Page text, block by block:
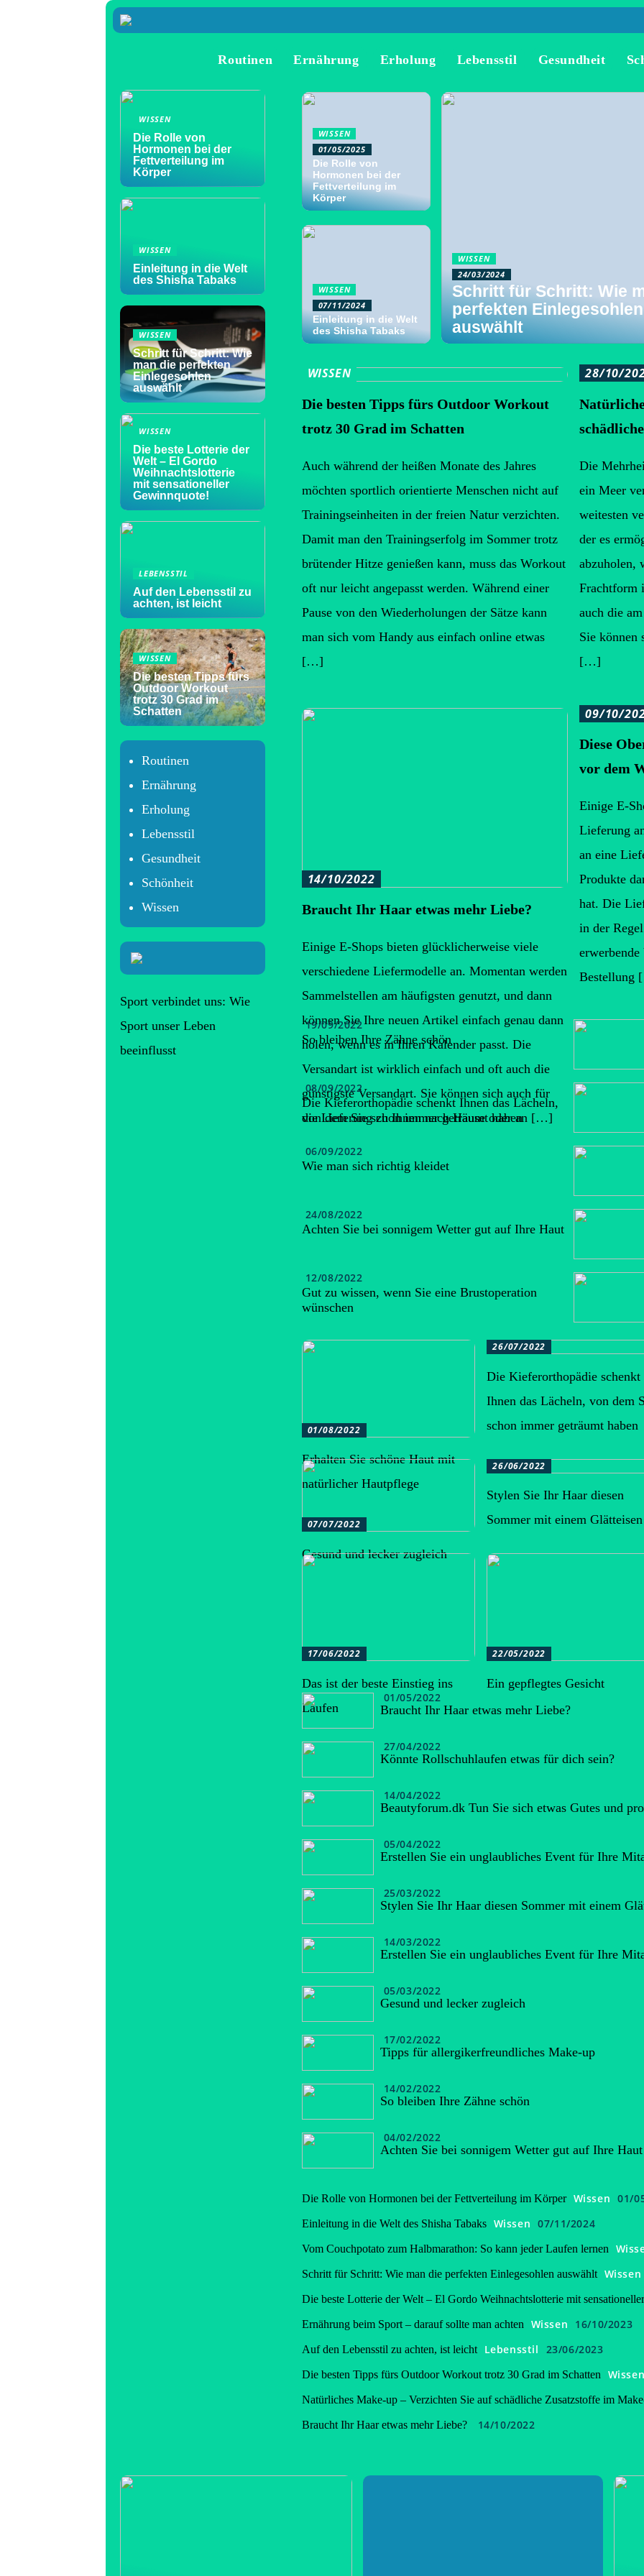
Routinen Ernährung Erholung Lebensstil Gesundheit
WISSEN
01/05/2025
Die Rolle von
Hormonen bei der
Fettverteilung im
Körper
WISSEN
07/11/2024
Einleitung in die Welt
des Shisha Tabaks
WISSEN
24/03/2024
Schritt für Schritt: Wie
perfekten Einlegesohlen
auswählt
WISSEN
Die besten Tipps fürs Outdoor Workout
trotz 30 Grad im Schatten
Auch während der heißen Monate des Jahres
möchten sportlich orientierte Menschen nicht auf
Trainingseinheiten in der freien Natur verzichten.
Damit man den Trainingserfolg im Sommer trotz
brütender Hitze genießen kann, muss das Workout
oft nur leicht angepasst werden. Während einer
Pause von den Wiederholungen der Sätze kann
man sich vom Handy aus einfach online etwas
[…]
28/10/
Die
ein Meer
weitesten
der es
abzuholen,
Frachtform
auch die
Sie können
[…]
14/10/2022
Braucht Ihr Haar etwas mehr Liebe?
Einige E-Shops bieten glücklicherweise viele
verschiedene Liefermodelle an. Momentan werden
Sammelstellen am häufigsten genutzt, und dann
können Sie Ihre neuen Artikel einfach genau dann
holen, wenn es in Ihren Kalender passt. Die
Versandart ist wirklich einfach und oft auch die
günstigste Versandart. Sie können sich auch für
die Lieferung zu Ihnen nach Hause oder an […]
09/10/
Diese
vor dem
Einige E-
Lieferung
an eine
Produkte
hat. Die
in der
19/09/2022
So bleiben Ihre Zähne schön
08/09/2022
Die Kieferorthopädie schenkt Ihnen das Lächeln,
von dem Sie schon immer geträumt haben
06/09/2022
Wie man sich richtig kleidet
24/08/2022
Achten Sie bei sonnigem Wetter gut auf Ihre Haut
12/08/2022
Gut zu wissen, wenn Sie eine Brustoperation
wünschen
01/08/2022
Erhalten Sie schöne Haut mit
natürlicher Hautpflege
26/07/2022
Die Kieferorthopädie schenkt
Ihnen das Lächeln, von dem
schon immer geträumt haben
07/07/2022
Gesund und lecker zugleich
26/06/2022
Stylen Sie Ihr Haar diesen
Sommer mit einem Glätteisen
17/06/2022
Das ist der beste Einstieg ins
Laufen
22/05/2022
Ein gepflegtes Gesicht
01/05/2022
Braucht Ihr Haar etwas mehr Liebe?
27/04/2022
Könnte Rollschuhlaufen etwas für dich sein?
14/04/2022
Beautyforum.dk Tun Sie sich etwas Gutes und
05/04/2022
Erstellen Sie ein unglaubliches Event für Ihre
25/03/2022
Stylen Sie Ihr Haar diesen Sommer mit einem
14/03/2022
Erstellen Sie ein unglaubliches Event für Ihre
05/03/2022
Gesund und lecker zugleich
17/02/2022
Tipps für allergikerfreundliches Make-up
14/02/2022
So bleiben Ihre Zähne schön
04/02/2022
Achten Sie bei sonnigem Wetter gut auf Ihre Haut
Die Rolle von Hormonen bei der Fettverteilung im Körper Wissen 01/
Einleitung in die Welt des Shisha Tabaks Wissen 07/11/2024
Vom Couchpotato zum Halbmarathon: So kann jeder Laufen lernen
Schritt für Schritt: Wie man die perfekten Einlegesohlen auswählt Wissen
Die beste Lotterie der Welt – El Gordo Weihnachtslotterie mit
Ernährung beim Sport – darauf sollte man achten Wissen 16/10/2023
Auf den Lebensstil zu achten, ist leicht Lebensstil 23/06/2023
Die besten Tipps fürs Outdoor Workout trotz 30 Grad im Schatten
Natürliches Make-up – Verzichten Sie auf schädliche Zusatzstoffe im
Braucht Ihr Haar etwas mehr Liebe? 14/10/2022
WISSEN
Die Rolle von
Hormonen bei der
Fettverteilung im
Körper
WISSEN
Einleitung in die Welt
des Shisha Tabaks
WISSEN
Schritt für Schritt: Wie
man die perfekten
Einlegesohlen
auswählt
WISSEN
Die beste Lotterie der
Welt – El Gordo
Weihnachtslotterie
mit sensationeller
Gewinnquote!
LEBENSSTIL
Auf den Lebensstil zu
achten, ist leicht
WISSEN
Die besten Tipps fürs
Outdoor Workout
trotz 30 Grad im
Schatten
Routinen
Ernährung
Erholung
Lebensstil
Gesundheit
Schönheit
Wissen
Sport verbindet uns: Wie
Sport unser Leben
beeinflusst